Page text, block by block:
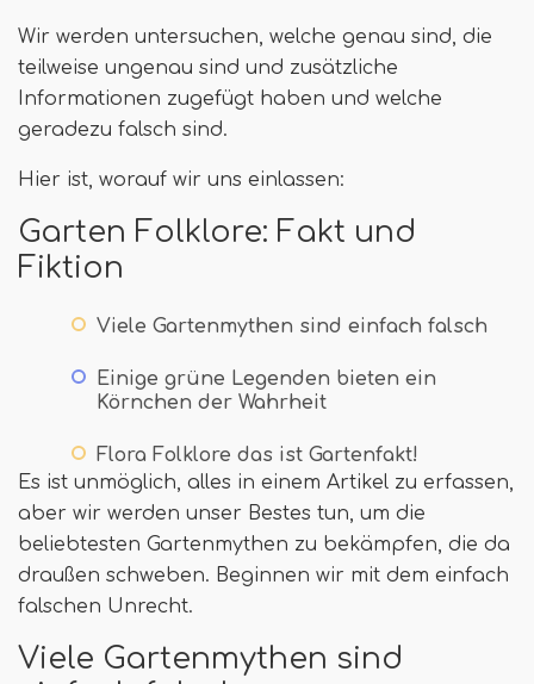
Wir werden untersuchen, welche genau sind, die
teilweise ungenau sind und zusätzliche
Informationen zugefügt haben und welche
geradezu falsch sind.
Hier ist, worauf wir uns einlassen:
Garten Folklore: Fakt und
Fiktion
Viele Gartenmythen sind einfach falsch
Einige grüne Legenden bieten ein
Körnchen der Wahrheit
Flora Folklore das ist Gartenfakt!
Es ist unmöglich, alles in einem Artikel zu erfassen,
aber wir werden unser Bestes tun, um die
beliebtesten Gartenmythen zu bekämpfen, die da
draußen schweben. Beginnen wir mit dem einfach
falschen Unrecht.
Viele Gartenmythen sind